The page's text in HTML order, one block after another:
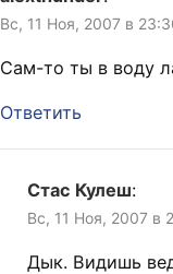
Вс, 11 Ноя, 2007 в
Сам-то ты в воду
Ответить
Стас Кулеш:
Вс, 11 Ноя, 2007 в
Дык. Видишь